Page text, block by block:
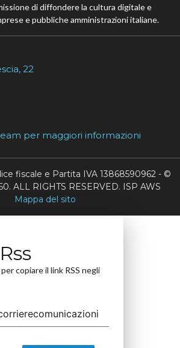
di diffondere la cultura digitale e
e pubbliche amministrazioni italiane.
22
per maggiori informazioni
fiscale e Partita IVA 13868590962 - ©
ALL RIGHTS RESERVED. ISP AWS
Mappa del sito
copiare il link RSS negli